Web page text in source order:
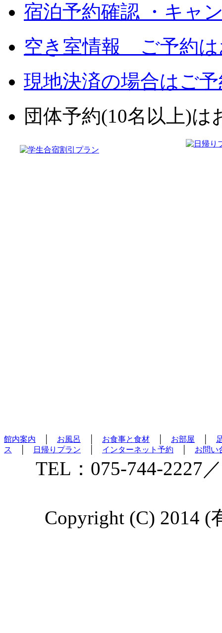
宿泊予約確認 ・キャ
空き室情報 ご予約は
現地決済の場合はご
団体予約(10名以上)は
館内案内 お風呂 お食事と食材 お部屋
ス
日帰りプラン インターネット予約 お問い
TEL：075-744-2227
Copyright (C) 2014 (